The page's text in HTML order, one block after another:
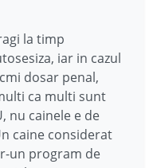
la timp
iar in cazul
dosar penal,
ca multi sunt
nu cainele e de
caine considerat
un program de